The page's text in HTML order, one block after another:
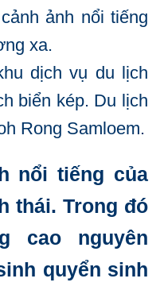
ảnh nổi tiếng
xa.
dịch vụ du lịch
biển kép. Du lịch
Rong Samloem.
nổi tiếng của
thái. Trong đó
cao nguyên
quyển sinh